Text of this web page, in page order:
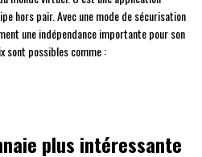
hors pair. Avec une mode de sécurisation
une indépendance importante pour son
sont possibles comme :
plus intéressante